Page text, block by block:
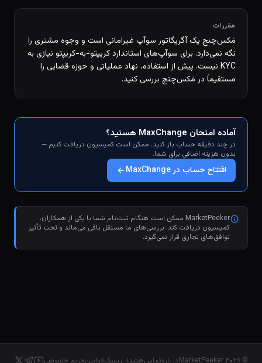
مقررات
مَکس‌چنج یک آگریگاتور سوآپ غیرامانی است و وجوه مشتری را
نگه نمی‌دارد. برای سوآپ‌های استاندارد کریپتو-به-کریپتو نیازی به
KYC نیست. پیش از استفاده، نهاد عملیاتی و حوزه قضایی را
مستقیماً در مَکس‌چنج بررسی کنید.
آماده امتحان MaxChange هستید؟
در چند دقیقه حساب باز کنید. ممکن است کمیسیون دریافت کنیم —
بدون هزینه اضافی برای شما.
افتتاح حساب در MaxChange
MarketPeeker ممکن است هنگام ثبت‌نام شما با یکی از همکاران،
کمیسیون دریافت کند. بررسی‌های ما مستقل باقی می‌ماند و تحت تأثیر
توافق‌های تجاری قرار نمی‌گیرد.
© ۲۰۲۶ MarketPeeker دربارهتماسهشدار ریسکقوانینحریم خصوصی